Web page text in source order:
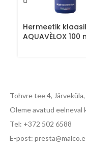
Hermeetik
AQUAVÈLOX 100
Tohvre tee 4,
Oleme avatud eelneval
Tel: +372 502 6588
E-post: